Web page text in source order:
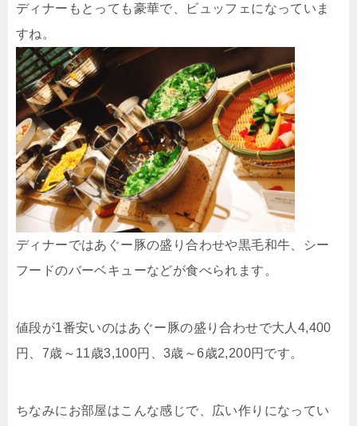
ディナーもとっても豪華で、ビュッフェになっていま
すね。
ディナーではあぐー豚の盛り合わせや黒毛和牛、シー
フードのバーベキューなどが食べられます。
値段が1番安いのはあぐー豚の盛り合わせで大人4,400
円、7歳～11歳3,100円、3歳～6歳2,200円です。
ちなみにお部屋はこんな感じで、広い作りになってい